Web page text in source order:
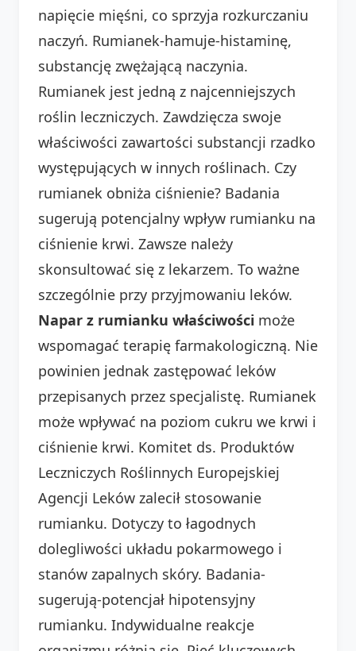
napięcie mięśni, co sprzyja rozkurczaniu
naczyń. Rumianek-hamuje-histaminę,
substancję zwężającą naczynia.
Rumianek jest jedną z najcenniejszych
roślin leczniczych. Zawdzięcza swoje
właściwości zawartości substancji rzadko
występujących w innych roślinach. Czy
rumianek obniża ciśnienie? Badania
sugerują potencjalny wpływ rumianku na
ciśnienie krwi. Zawsze należy
skonsultować się z lekarzem. To ważne
szczególnie przy przyjmowaniu leków.
Napar z rumianku właściwości może
wspomagać terapię farmakologiczną. Nie
powinien jednak zastępować leków
przepisanych przez specjalistę. Rumianek
może wpływać na poziom cukru we krwi i
ciśnienie krwi. Komitet ds. Produktów
Leczniczych Roślinnych Europejskiej
Agencji Leków zalecił stosowanie
rumianku. Dotyczy to łagodnych
dolegliwości układu pokarmowego i
stanów zapalnych skóry. Badania-
sugerują-potencjał hipotensyjny
rumianku. Indywidualne reakcje